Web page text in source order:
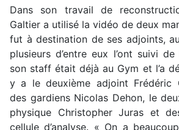
Dans son travail de
Galtier a utilisé la vidéo de deux
fut à destination de ses adjoints,
plusieurs d’entre eux l’ont suivi
son staff était déjà au Gym et l’a
y a le deuxième adjoint Frédéric
des gardiens Nicolas Dehon, le
physique Christopher Juras et
cellule d’analyse. « On a